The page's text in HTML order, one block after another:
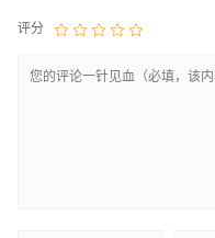
评分